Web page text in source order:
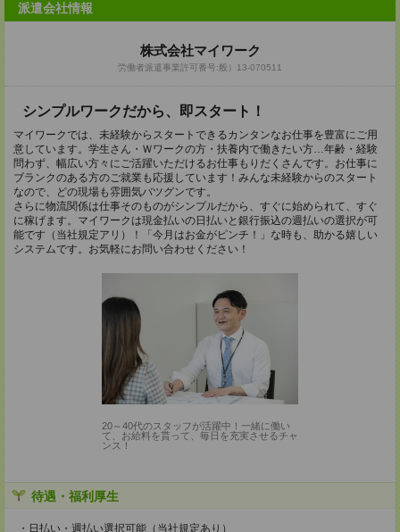
派遣会社情報
株式会社マイワーク
労働者派遣事業許可番号:般）13-070511
シンプルワークだから、即スタート！
マイワークでは、未経験からスタートできるカンタンなお仕事を豊富にご用
意しています。学生さん・Ｗワークの方・扶養内で働きたい方…年齢・経験
問わず、幅広い方々にご活躍いただけるお仕事もりだくさんです。お仕事に
ブランクのある方のご就業も応援しています！みんな未経験からのスタート
なので、どの現場も雰囲気バツグンです。
さらに物流関係は仕事そのものがシンプルだから、すぐに始められて、すぐ
に稼げます。マイワークは現金払いの日払いと銀行振込の週払いの選択が可
能です（当社規定アリ）！「今月はお金がピンチ！」な時も、助かる嬉しい
システムです。お気軽にお問い合わせください！
20～40代のスタッフが活躍中！一緒に働い
て、お給料を貰って、毎日を充実させるチャ
ンス！
待遇・福利厚生
・日払い・週払い選択可能（当社規定あり）